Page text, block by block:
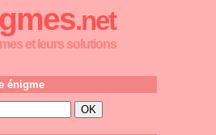
.net
et leurs solutions
énigme